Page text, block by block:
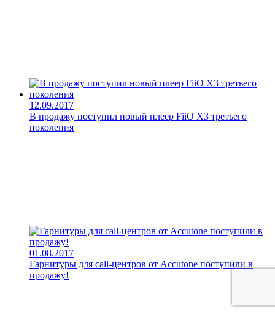
12.09.2017
В продажу поступил новый плеер FiiO X3 третьего
поколения
01.08.2017
Гарнитуры для call-центров от Accutone поступили в
продажу!